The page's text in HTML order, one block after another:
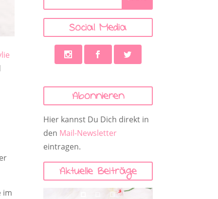
im
Social Media
Abonnieren
Hier kannst Du Dich direkt in
den Mail-Newsletter
eintragen.
Aktuelle Beiträge